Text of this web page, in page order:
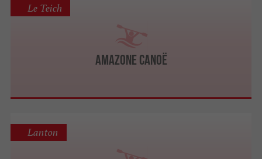
Amazone canoë
Le Teich
Lanton